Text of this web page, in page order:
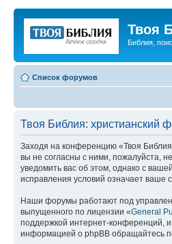
Твоя
Библия,
Список форумов
Твоя Библия: христианский
Заходя на конференцию «Твоя
вы не согласны с ними, пожалуйста,
уведомить вас об этом, однако с
исправления условий означает ваше
Наши форумы работают под
выпущенного по лицензии «General
поддержкой интернет-конференций,
информацией о phpBB обращайтесь